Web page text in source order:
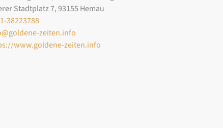
Stadtplatz 7, 93155 Hemau
38223788
zeiten.info
www.goldene-zeiten.info